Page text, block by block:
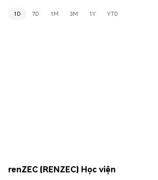
1D 7D 1M 3M 1Y YTD
renZEC (RENZEC) Học viện